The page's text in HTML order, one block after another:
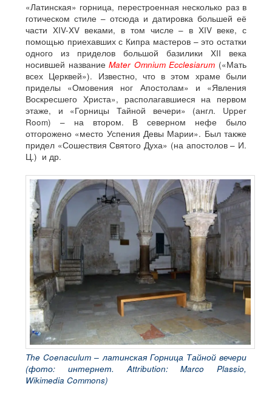
«Латинская» горница, перестроенная несколько раз в
готическом стиле – отсюда и датировка большей её
части XIV-XV веками, в том числе – в XIV веке, с
помощью приехавших с Кипра мастеров – это остатки
одного из приделов большой базилики XII века
носившей названиеMater Omnium Ecclesiarum («Мать
всех Церквей»). Известно, что в этом храме были
приделы «Омовения ног Апостолам» и «Явления
Воскресшего Христа», располагавшиеся на первом
этаже, и «Горницы Тайной вечери» (англ. Upper
Room) – на втором. В северном нефе было
отгорожено «место Успения Девы Марии». Был также
придел «Сошествия Святого Духа» (на апостолов – И.
Ц.) и др.
The Coenaculum – латинская Горница Тайной вечери
(фото: интернет. Attribution: Marco Plassio,
Wikimedia Commons)